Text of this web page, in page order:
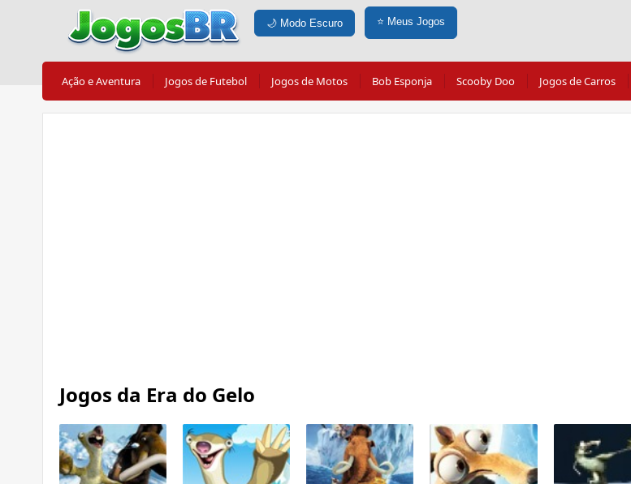
🌙 Modo Escuro ⭐ Meus Jogos
Ação e Aventura Jogos de Futebol Jogos de Motos Bob Esponja Scooby Doo Jogos de Carros
Jogos da Era do Gelo